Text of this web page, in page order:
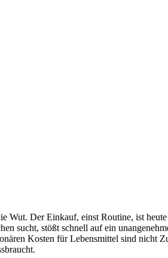
Der Einkauf, einst Routine, ist
sucht, stößt schnell auf ein
Kosten für Lebensmittel sind nicht